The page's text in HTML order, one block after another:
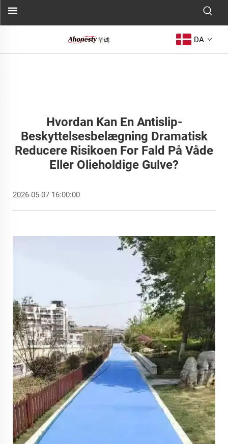
DA
Hvordan Kan En Antislip-
Beskyttelsesbelægning Dramatisk
Reducere Risikoen For Fald På Våde
Eller Olieholdige Gulve?
2026-05-07 16:00:00